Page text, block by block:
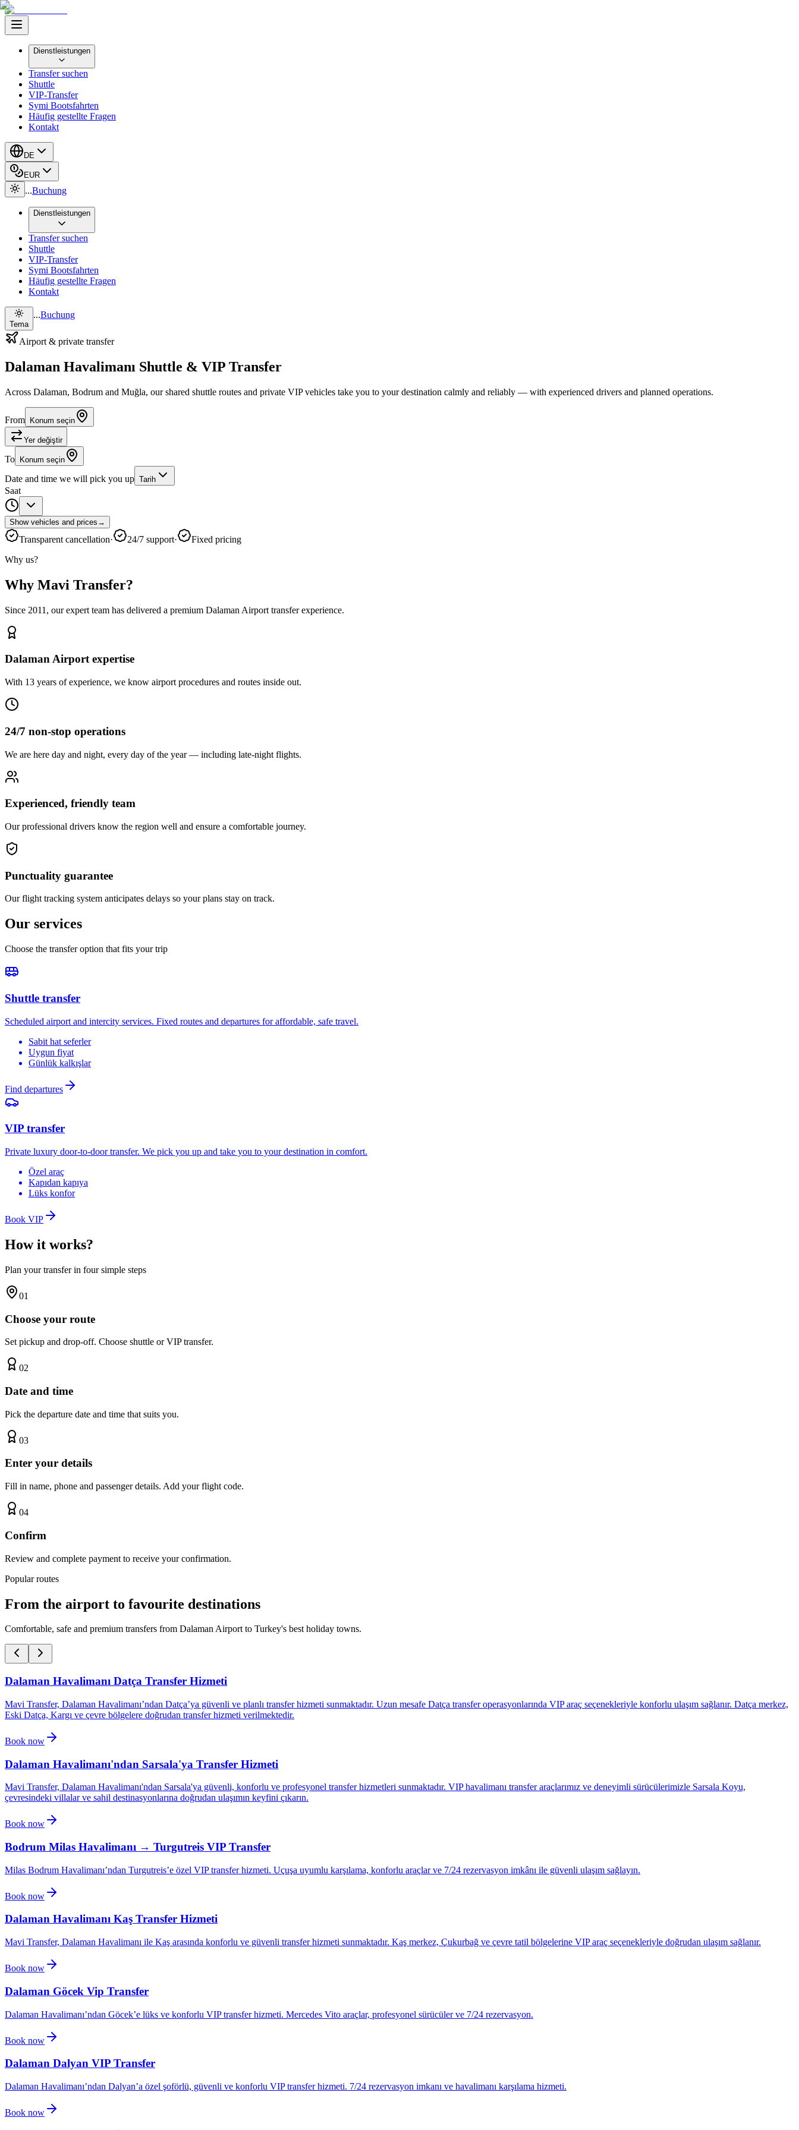
Dienstleistungen
Transfer suchen
Shuttle
VIP-Transfer
Symi Bootsfahrten
Häufig gestellte Fragen
Kontakt
DE
EUR
...Buchung
Dienstleistungen
Transfer suchen
Shuttle
VIP-Transfer
Symi Bootsfahrten
Häufig gestellte Fragen
Kontakt
Tema
...Buchung
Airport & private transfer
Dalaman Havalimanı Shuttle & VIP Transfer
Across Dalaman, Bodrum and Muğla, our shared shuttle routes and private VIP vehicles take you to your destination calmly and reliably — with experienced drivers and planned operations.
From Konum seçin
Yer değiştir
To Konum seçin
Date and time we will pick you up Tarih
Saat
Show vehicles and prices →
Transparent cancellation· 24/7 support·
Fixed pricing
Why us?
Why Mavi Transfer?
Since 2011, our expert team has delivered a premium Dalaman Airport transfer experience.
Dalaman Airport expertise
With 13 years of experience, we know airport procedures and routes inside out.
24/7 non-stop operations
We are here day and night, every day of the year — including late-night flights.
Experienced, friendly team
Our professional drivers know the region well and ensure a comfortable journey.
Punctuality guarantee
Our flight tracking system anticipates delays so your plans stay on track.
Our services
Choose the transfer option that fits your trip
Shuttle transfer
Scheduled airport and intercity services. Fixed routes and departures for affordable, safe travel.
Sabit hat seferler
Uygun fiyat
Günlük kalkışlar
Find departures
VIP transfer
Private luxury door-to-door transfer. We pick you up and take you to your destination in comfort.
Özel araç
Kapıdan kapıya
Lüks konfor
Book VIP
How it works?
Plan your transfer in four simple steps
01
Choose your route
Set pickup and drop-off. Choose shuttle or VIP transfer.
02
Date and time
Pick the departure date and time that suits you.
03
Enter your details
Fill in name, phone and passenger details. Add your flight code.
04
Confirm
Review and complete payment to receive your confirmation.
Popular routes
From the airport to favourite destinations
Comfortable, safe and premium transfers from Dalaman Airport to Turkey's best holiday towns.
Dalaman Havalimanı Datça Transfer Hizmeti
Mavi Transfer, Dalaman Havalimanı’ndan Datça’ya güvenli ve planlı transfer hizmeti sunmaktadır. Uzun mesafe Datça transfer operasyonlarında VIP araç seçenekleriyle konforlu ulaşım sağlanır. Datça merkez,
Eski Datça, Kargı ve çevre bölgelere doğrudan transfer hizmeti verilmektedir.
Book now
Dalaman Havalimanı'ndan Sarsala'ya Transfer Hizmeti
Mavi Transfer, Dalaman Havalimanı'ndan Sarsala'ya güvenli, konforlu ve profesyonel transfer hizmetleri sunmaktadır. VIP havalimanı transfer araçlarımız ve deneyimli sürücülerimizle Sarsala Koyu,
çevresindeki villalar ve sahil destinasyonlarına doğrudan ulaşımın keyfini çıkarın.
Book now
Bodrum Milas Havalimanı → Turgutreis VIP Transfer
Milas Bodrum Havalimanı’ndan Turgutreis’e özel VIP transfer hizmeti. Uçuşa uyumlu karşılama, konforlu araçlar ve 7/24 rezervasyon imkânı ile güvenli ulaşım sağlayın.
Book now
Dalaman Havalimanı Kaş Transfer Hizmeti
Mavi Transfer, Dalaman Havalimanı ile Kaş arasında konforlu ve güvenli transfer hizmeti sunmaktadır. Kaş merkez, Çukurbağ ve çevre tatil bölgelerine VIP araç seçenekleriyle doğrudan ulaşım sağlanır.
Book now
Dalaman Göcek Vip Transfer
Dalaman Havalimanı’ndan Göcek’e lüks ve konforlu VIP transfer hizmeti. Mercedes Vito araçlar, profesyonel sürücüler ve 7/24 rezervasyon.
Book now
Dalaman Dalyan VIP Transfer
Dalaman Havalimanı’ndan Dalyan’a özel şoförlü, güvenli ve konforlu VIP transfer hizmeti. 7/24 rezervasyon imkanı ve havalimanı karşılama hizmeti.
Book now